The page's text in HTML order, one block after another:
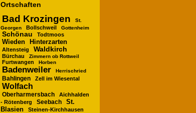
Ortschaften
Bad Krozingen
St.
Georgen
Bollschweil Gottenheim
Schönau Todtmoos
Wieden Hinterzarten
Altensteig Waldkirch
Bürchau Zimmern ob Rottweil
Furtwangen Horben
Badenweiler Herrischried
Bahlingen Zell im Wiesental
Wolfach
Oberharmersbach
Aichhalden
- Rötenberg
Seebach
St.
Blasien
Steinen-Kirchhausen